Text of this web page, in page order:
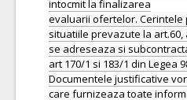
intocmit la finalizarea
evaluarii ofertelor.
situatiile prevazute la art.60,
se adreseaza si
art 170/1 si 183/1 din Legea
Documentele justificative
care furnizeaza toate